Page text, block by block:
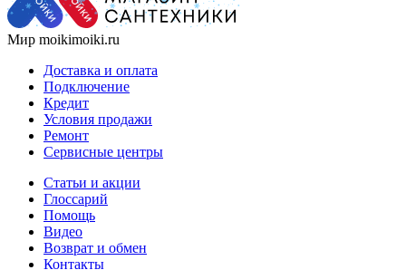
Мир moikimoiki.ru
Доставка и оплата
Подключение
Кредит
Условия продажи
Ремонт
Сервисные центры
Статьи и акции
Глоссарий
Помощь
Видео
Возврат и обмен
Контакты